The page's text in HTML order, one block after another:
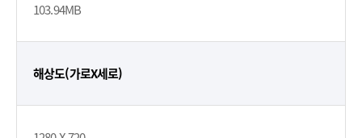
103.94MB
해상도(가로X세로)